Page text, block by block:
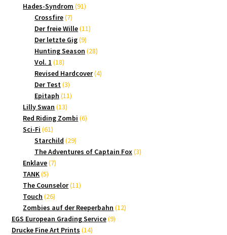
Produkte
Hades-Syndrom 9191
Crossfire 77
Produkte
Der freie Wille 1111
Der letzte Gig 99
Produkte
Hunting Season 2828
Vol. 1 1818
Produkte
Revised Hardcover 44
Der Test 33
Produkte
Epitaph 1111
Lilly Swan 1313
Produkte
Red Riding Zombi 66
Sci-Fi 6161
Produkte
Starchild 2929
Produkte
The Adventures of Captain Fox 33
Enklave 77
TANK 55
Produkte
The Counselor 1111
Touch 2626
Produkte
Zombies auf der Reeperbahn 1212
EGS European Grading Service 99
Drucke Fine Art Prints 1414